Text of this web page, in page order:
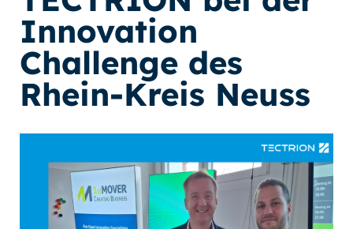
Innovation
Challenge des
Rhein-Kreis Neuss